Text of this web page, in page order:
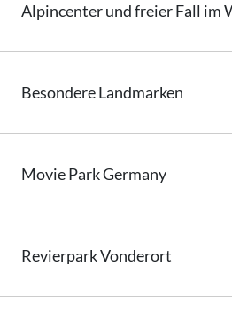
Alpincenter und freier Fall im
Besondere Landmarken
Movie Park Germany
RevierparkVonderort